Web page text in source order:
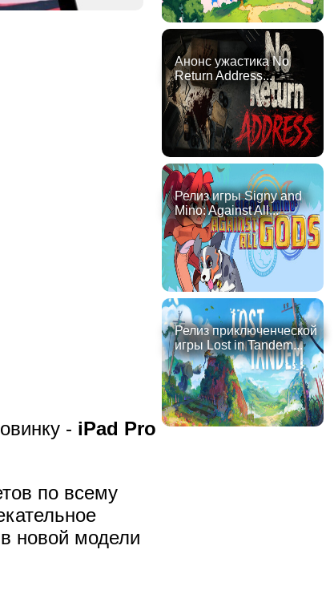
- iPad Pro
по всему
новой модели
Анонс ужастика No
Return Address...
Релиз игры Signy and
Mino: Against All...
Релиз приключенческой
игры Lost in Tandem...